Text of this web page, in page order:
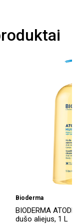
Bioderma
BIODERMA
dušo aliejus, 1 L